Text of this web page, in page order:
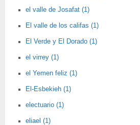
el valle de Josafat (1)
El valle de los califas (1)
El Verde y El Dorado (1)
el virrey (1)
el Yemen feliz (1)
El-Esbekieh (1)
electuario (1)
eliael (1)